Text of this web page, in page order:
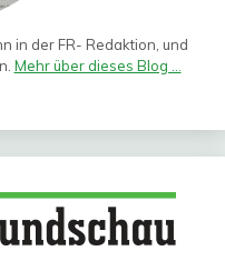
in der FR- Redaktion, und
Mehr über dieses Blog ...